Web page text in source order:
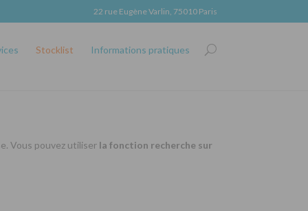
22 rue Eugène Varlin, 75010 Paris
Stocklist Informations pratiques
Vous pouvez utiliser la fonction recherche sur